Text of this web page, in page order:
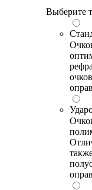
Выберите